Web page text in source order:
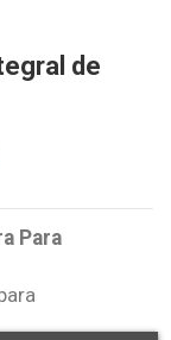
de
Para